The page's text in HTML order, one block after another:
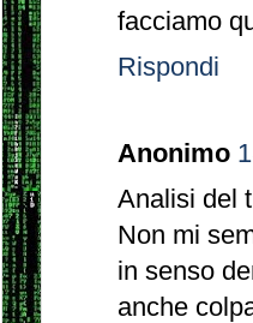
facciamo
Rispondi
Anonimo
Analisi del
Non mi
in senso
anche